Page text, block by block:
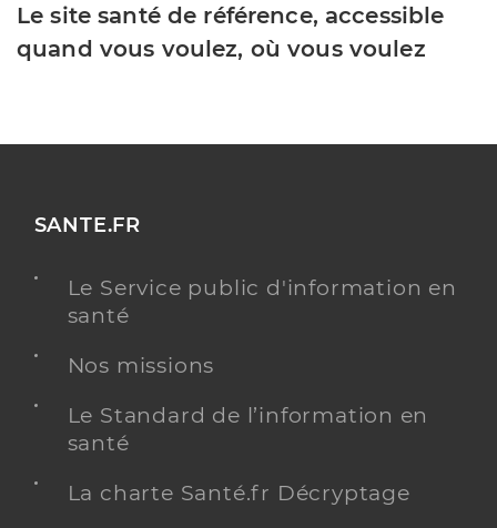
Le site santé de référence, accessible
quand vous voulez, où vous voulez
SANTE.FR
Le Service public d'information en
santé
Nos missions
Le Standard de l’information en
santé
La charte Santé.fr Décryptage